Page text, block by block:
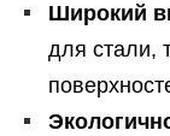
Широкий
для стали,